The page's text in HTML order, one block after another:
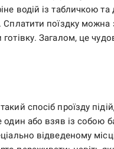
водій із табличкою
. Сплатити поїздку можна
Загалом, це
такий спосіб проїзду
один або взяв із собою
відведеному